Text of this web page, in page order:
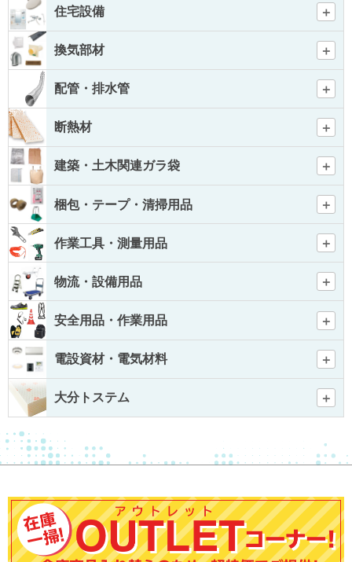
住宅設備
換気部材
配管・排水管
断熱材
建築・土木関連ガラ袋
梱包・テープ・清掃用品
作業工具・測量用品
物流・設備用品
安全用品・作業用品
電設資材・電気材料
大分トステム